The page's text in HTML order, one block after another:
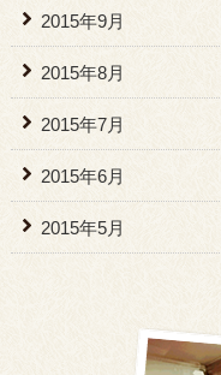
2015年9月
2015年8月
2015年7月
2015年6月
2015年5月